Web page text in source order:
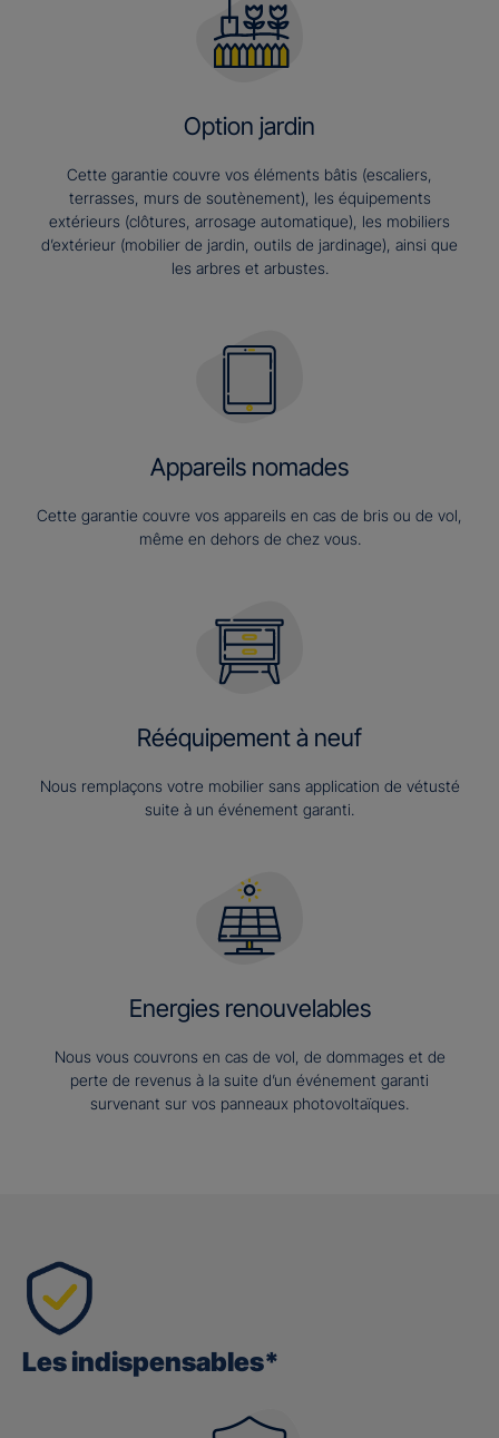
Option jardin
Cette garantie couvre vos éléments bâtis (escaliers,
terrasses, murs de soutènement), les équipements
extérieurs (clôtures, arrosage automatique), les mobiliers
d’extérieur (mobilier de jardin, outils de jardinage), ainsi que
les arbres et arbustes.
Appareils nomades
Cette garantie couvre vos appareils en cas de bris ou de vol,
même en dehors de chez vous.
Rééquipement à neuf
Nous remplaçons votre mobilier sans application de vétusté
suite à un événement garanti.
Energies renouvelables
Nous vous couvrons en cas de vol, de dommages et de
perte de revenus à la suite d’un événement garanti
survenant sur vos panneaux photovoltaïques.
Les indispensables*